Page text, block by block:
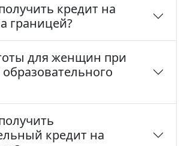
кредит на
границей?
для женщин при
кредит на